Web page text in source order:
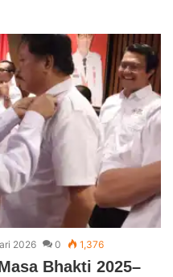
2026 0 1,376
Bhakti 2025–